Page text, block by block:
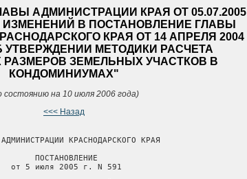
АДМИНИСТРАЦИИ КРАЯ ОТ 05.07.2005
ИЗМЕНЕНИЙ В ПОСТАНОВЛЕНИЕ ГЛАВЫ
КРАЯ ОТ 14 АПРЕЛЯ 2004
УТВЕРЖДЕНИИ МЕТОДИКИ РАСЧЕТА
ЗЕМЕЛЬНЫХ УЧАСТКОВ В
КОНДОМИНИУМАХ"
состоянию на 10 июля 2006 года)
<<< Назад
КРАСНОДАРСКОГО КРАЯ
ПОСТАНОВЛЕНИЕ
от 5 июля 2005 г. N 591